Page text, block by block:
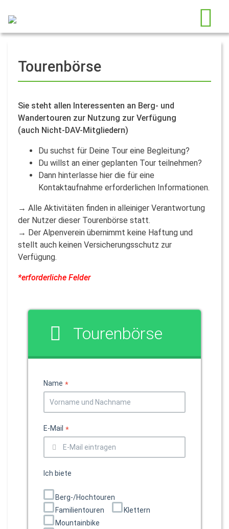
Tourenbörse
Sie steht allen Interessenten an Berg- und
Wandertouren zur Nutzung zur Verfügung
(auch Nicht-DAV-Mitgliedern)
Du suchst für Deine Tour eine Begleitung?
Du willst an einer geplanten Tour teilnehmen?
Dann hinterlasse hier die für eine
Kontaktaufnahme erforderlichen Informationen.
→ Alle Aktivitäten finden in alleiniger Verantwortung
der Nutzer dieser Tourenbörse statt.
→ Der Alpenverein übernimmt keine Haftung und
stellt auch keinen Versicherungsschutz zur
Verfügung.
*erforderliche Felder
Tourenbörse
Name *
E-Mail *
Ich biete
Berg-/Hochtouren
Familientouren
Klettern
Mountainbike